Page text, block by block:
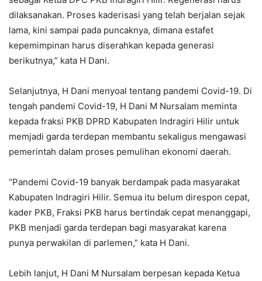
dilaksanakan. Proses kaderisasi yang telah berjalan sejak
lama, kini sampai pada puncaknya, dimana estafet
kepemimpinan harus diserahkan kepada generasi
berikutnya,” kata H Dani.
Selanjutnya, H Dani menyoal tentang pandemi Covid-19. Di
tengah pandemi Covid-19, H Dani M Nursalam meminta
kepada fraksi PKB DPRD Kabupaten Indragiri Hilir untuk
memjadi garda terdepan membantu sekaligus mengawasi
pemerintah dalam proses pemulihan ekonomi daerah.
“Pandemi Covid-19 banyak berdampak pada masyarakat
Kabupaten Indragiri Hilir. Semua itu belum direspon cepat,
kader PKB, Fraksi PKB harus bertindak cepat menanggapi,
PKB menjadi garda terdepan bagi masyarakat karena
punya perwakilan di parlemen,” kata H Dani.
Lebih lanjut, H Dani M Nursalam berpesan kepada Ketua